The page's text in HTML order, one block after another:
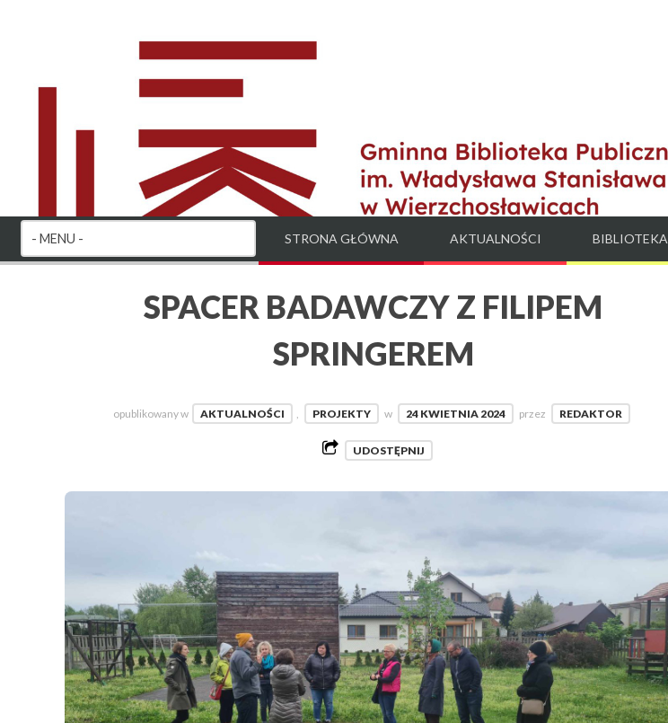
STRONA GŁÓWNA AKTUALNOŚCI BIBLIOTEKA
SPACER BADAWCZY Z FILIPEM
SPRINGEREM
opublikowany w AKTUALNOŚCI , PROJEKTY w 24 KWIETNIA 2024 przez REDAKTOR
UDOSTĘPNIJ